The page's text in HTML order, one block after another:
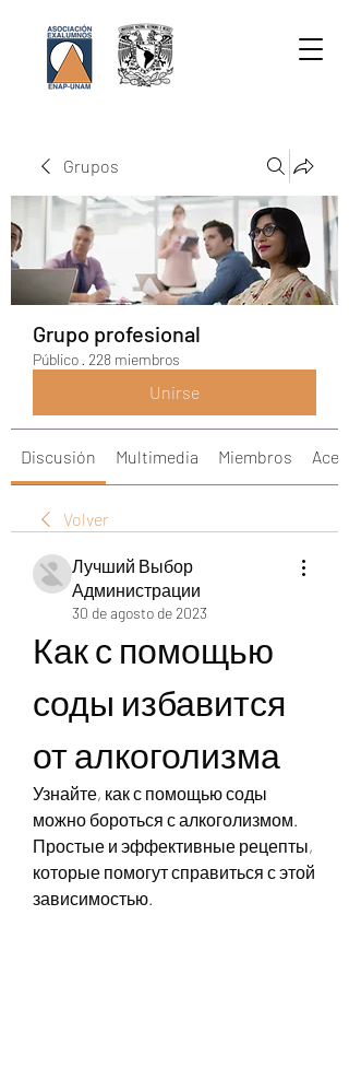
Grupos
Grupo profesional
Público · 228 miembros
Unirse
Discusión Multimedia Miembros
Volver
Лучший Выбор
Администрации
30 de agosto de 2023
Как с помощью
соды избавится
от алкоголизма
Узнайте, как с помощью соды
можно бороться с алкоголизмом.
Простые и эффективные рецепты,
которые помогут справиться с этой
зависимостью.